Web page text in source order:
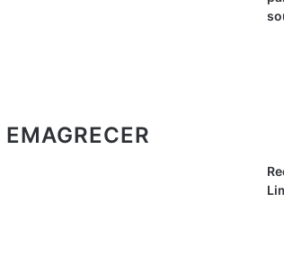
EMAGRECER